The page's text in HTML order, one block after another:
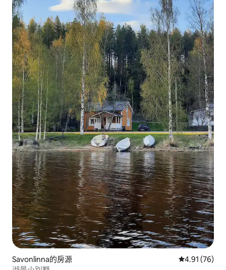
Savonlinna的房源 從 76 則評價
4.91 (76)